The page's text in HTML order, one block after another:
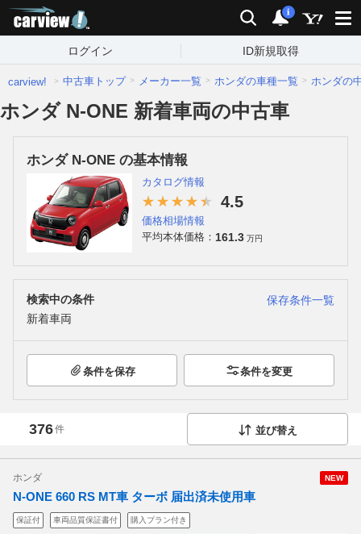
検索 通知
i
ログイン ID新規取得
carview! 中古車トップ メーカー一覧 ホンダの車種一覧 ホンダの
ホンダ N-ONE 新着車両の中古車
ホンダ N-ONE の基本情報
カタログ情報
4.5
価格相場情報
平均本体価格： 161.3 万円
検索中の条件
保存条件一覧
新着車両
条件を保存 条件を変更
376件 並び替え
NEW
ホンダ
N-ONE 660 RS MT車 ターボ 届出済未使用車
保証付 車両品質保証書付 購入プラン付き